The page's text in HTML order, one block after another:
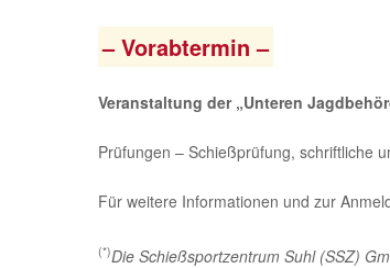
– Vorabtermin –
Veranstaltung der „Unteren
Prüfungen – Schießprüfung, schriftliche
Für weitere Informationen und zur
(*)Die Schießsportzentrum Suhl (SSZ)